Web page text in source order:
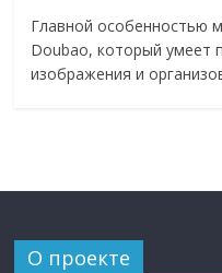
Главной особенностью
Doubao, который умеет
изображения и
О проекте